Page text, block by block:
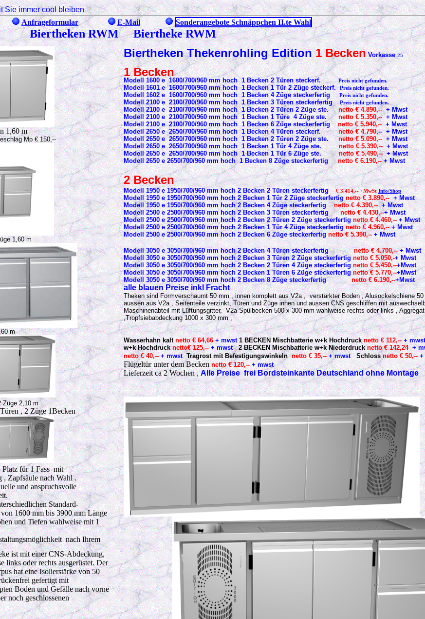
Sie immer cool bleiben
Anfrageformular E-Mail
Sonderangebote Schnäppchen II.te Wahl
Biertheken RWM Biertheke RWM
1,60 m
Mp € 150,--
1,60 m
m
Züge 2,10 m
, 2 Züge 1Becken
für 1 Fass mit
, Zapfsäule nach Wahl .
und anspruchsvolle
Standard-
1600 mm bis 3900 mm Länge
und Tiefen wahlweise mit 1
nach Ihrem
ist mit einer CNS-Abdeckung,
links oder rechts ausgerüstet. Der
hat eine Isolierstärke von 50
gefertigt mit
Boden und Gefälle nach vorne
noch geschlossenen
Biertheken ThekenrohlingEdition1 Becken Vorkasse25
1 Becken
Modell 1600 e 1600/700/960 mm hoch 1 Becken 2 Türen steckerf.Preis nicht gefunden.
Modell 1601 e 1600/700/960 mm hoch 1 Becken 1 Tür 2 Züge steckerf. Preis nicht gefunden.
Modell 1602 e 1600/700/960 mm hoch 1 Becken 4 Züge steckerfertig Preis nicht gefunden.
Modell 2100 e 2100/700/960 mm hoch 1 Becken 3 Türen steckerfertig Preis nicht gefunden.
Modell 2100 e 2100/700/960 mm hoch 1 Becken 2 Türen 2 Züge ste.netto € 4.890,--+ Mwst
Modell 2100 e 2100/700/960 mm hoch 1 Becken 1 Türe 4 Züge ste.netto € 5.350,--+ Mwst
Modell 2100 e 2100/700/960 mm hoch 1 Becken 6 Züge steckerfertignetto € 5.940,--+ Mwst
Modell 2650 e 2650/700/960 mm hoch 1 Becken 4 Türen steckerf.netto € 4.790,-- + Mwst
Modell 2650 e 2650/700/960 mm hoch 1 Becken 2 Türen 2 Züge ste. netto € 5.090,--+ Mwst
Modell 2650 e 2650/700/960 mm hoch 1 Becken 1 Tür 4 Züge ste. netto € 5.390,--+ Mwst
Modell 2650 e 2650/700/960 mm hoch 1 Becken 1 Tür 6 Züge ste. netto € 5.490,--+ Mwst
Modell 2650 e 2650/700/960 mm hoch 1 Becken 8 Züge steckerfertig
netto € 6.190,--+ Mwst
2 Becken
Modell 1950 e 1950/700/960 mm hoch 2 Becken 2 Türen steckerfertig € 3.414,-- +MwStInfo/Shop
Modell 1950 e 1950/700/960 mm hoch 2 Becken 1 Tür 2 Züge steckerfertignetto € 3.890,--+ Mwst
Modell 1950 e 1950/700/960 mm hoch 2 Becken 4 Züge steckerfertignetto € 4.390,--+ Mwst
Modell 2500 e 2500/700/960 mm hoch 2 Becken 3 Türen steckerfertignetto € 4.430,--+ Mwst
Modell 2500 e 2500/700/960 mm hoch 2 Becken 2 Türen 2 Züge steckerfertignetto € 4.460,--+ Mwst
Modell 2500 e 2500/700/960 mm hoch 2 Becken 1 Tür 4 Züge steckerfertignetto € 4.960,--+ Mwst
Modell 2500 e 2500/700/960 mm hoch 2 Becken 6 Züge steckerfertignetto € 5.390,--+ Mwst
Modell 3050 e 3050/700/960 mm hoch 2 Becken 4 Türen steckerfertignetto € 4.700,--+ Mwst
Modell 3050 e 3050/700/960 mm hoch 2 Becken 3 Türen 2 Züge steckerfertignetto € 5.050,-+ Mwst
Modell 3050 e 3050/700/960 mm hoch 2 Becken 2 Türen 4 Züge steckerfertignetto € 5.450,--+Mwst
Modell 3050 e 3050/700/960 mm hoch 2 Becken 1 Türen 6 Züge steckerfertignetto € 5.770,--+Mwst
Modell 3050 e 3050/700/960 mm hoch 2 Becken 8 Züge steckerfertignetto € 6.190,--+Mwst
alle blauen Preise inkl Fracht
Theken sind Formverschäumt 50 mm , innen komplett aus V2a , verstärkter Boden , Alusockelschiene
aussen aus V2a , Seitenteile verzinkt, Türen und Züge innen und aussen CNS geschliffen mit
Maschinenabteil mit Lüftungsgitter, V2a Spülbecken 500 x 300 mm wahlweise rechts oder links ,
,Tropfsiebabdeckung 1000 x 300 mm ,
Wasserhahn kaltnetto € 64,66+ mwst1 BECKEN Mischbatterie w+k Hochdrucknetto € 112,-- +
w+k Hochdrucknetto€ 125,-- + mwst2 BECKEN Mischbatterie w+k Niederdrucknetto € 142,24+
netto € 40,--+ mwstTragrost mit Befestigungswinkelnnetto € 35,--+ mwst Schlossnetto € 50,--
Flügeltür unter dem Beckennetto € 120,--+ mwst
Lieferzeit ca 2 Wochen ,Alle Preise frei Bordsteinkante Deutschland ohne Montage